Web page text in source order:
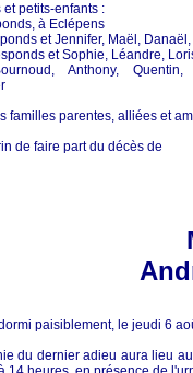
et petits-enfants :
à Eclépens
et Jennifer, Maël,
et Sophie, Léandre,
Anthony,
familles parentes, alliées et
de faire part du décès de
paisiblement, le jeudi 6
du dernier adieu aura lieu